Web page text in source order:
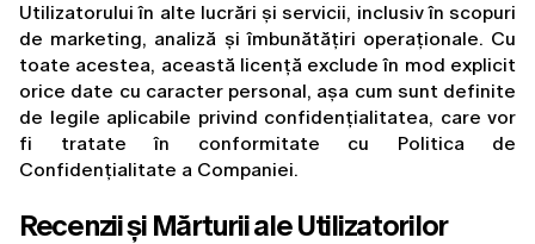
Utilizatorului în alte lucrări și servicii, inclusiv în scopuri
de marketing, analiză și îmbunătățiri operaționale. Cu
toate acestea, această licență exclude în mod explicit
orice date cu caracter personal, așa cum sunt definite
de legile aplicabile privind confidențialitatea, care vor
fi tratate în conformitate cu Politica de
Confidențialitate a Companiei.
Recenzii și Mărturii ale Utilizatorilor